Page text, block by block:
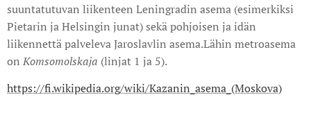
suuntatutuvan liikenteen Leningradin asema (esimerkiksi
Pietarin ja Helsingin junat) sekä pohjoisen ja idän
liikennettä palveleva Jaroslavlin asema.Lähin metroasema
on Komsomolskaja (linjat 1 ja 5).
https://fi.wikipedia.org/wiki/Kazanin_asema_(Moskova)